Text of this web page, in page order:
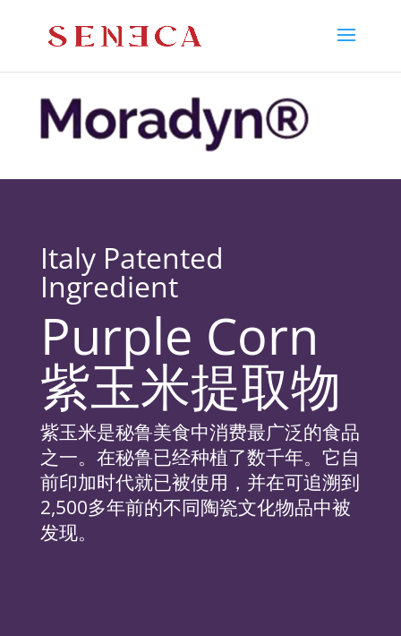
Italy Patented
Ingredient
Purple Corn
紫玉米提取物
紫玉米是秘鲁美食中消费最广泛的食品
之一。在秘鲁已经种植了数千年。它自
前印加时代就已被使用，并在可追溯到
2,500多年前的不同陶瓷文化物品中被
发现。